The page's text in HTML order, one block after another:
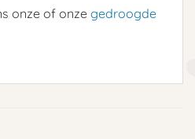
onze of onze gedroogde